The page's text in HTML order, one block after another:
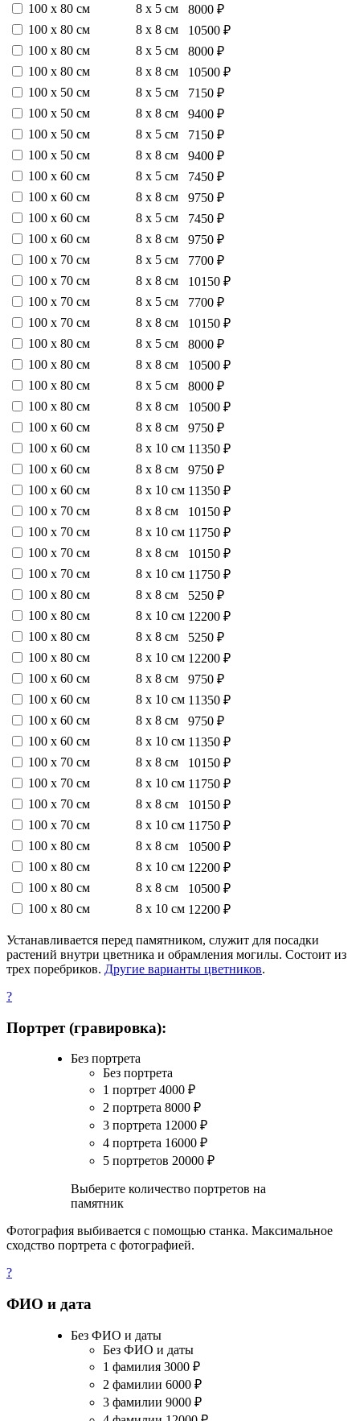
100 х 80 см
8 х 5 см
8000 ₽
100 х 80 см
8 х 8 см
10500 ₽
100 х 80 см
8 х 5 см
8000 ₽
100 х 80 см
8 х 8 см
10500 ₽
100 х 50 см
8 х 5 см
7150 ₽
100 х 50 см
8 х 8 см
9400 ₽
100 х 50 см
8 х 5 см
7150 ₽
100 х 50 см
8 х 8 см
9400 ₽
100 х 60 см
8 х 5 см
7450 ₽
100 х 60 см
8 х 8 см
9750 ₽
100 х 60 см
8 х 5 см
7450 ₽
100 х 60 см
8 х 8 см
9750 ₽
100 х 70 см
8 х 5 см
7700 ₽
100 х 70 см
8 х 8 см
10150 ₽
100 х 70 см
8 х 5 см
7700 ₽
100 х 70 см
8 х 8 см
10150 ₽
100 х 80 см
8 х 5 см
8000 ₽
100 х 80 см
8 х 8 см
10500 ₽
100 х 80 см
8 х 5 см
8000 ₽
100 х 80 см
8 х 8 см
10500 ₽
100 х 60 см
8 х 8 см
9750 ₽
100 х 60 см
8 х 10 см 11350 ₽
100 х 60 см
8 х 8 см
9750 ₽
100 х 60 см
8 х 10 см 11350 ₽
100 х 70 см
8 х 8 см
10150 ₽
100 х 70 см
8 х 10 см 11750 ₽
100 х 70 см
8 х 8 см
10150 ₽
100 х 70 см
8 х 10 см 11750 ₽
100 х 80 см
8 х 8 см
5250 ₽
100 х 80 см
8 х 10 см 12200 ₽
100 х 80 см
8 х 8 см
5250 ₽
100 х 80 см
8 х 10 см 12200 ₽
100 х 60 см
8 х 8 см
9750 ₽
100 х 60 см
8 х 10 см 11350 ₽
100 х 60 см
8 х 8 см
9750 ₽
100 х 60 см
8 х 10 см 11350 ₽
100 х 70 см
8 х 8 см
10150 ₽
100 х 70 см
8 х 10 см 11750 ₽
100 х 70 см
8 х 8 см
10150 ₽
100 х 70 см
8 х 10 см 11750 ₽
100 х 80 см
8 х 8 см
10500 ₽
100 х 80 см
8 х 10 см 12200 ₽
100 х 80 см
8 х 8 см
10500 ₽
100 х 80 см
8 х 10 см 12200 ₽
Устанавливается перед памятником, служит для посадки
растений внутри цветника и обрамления могилы. Состоит из
трех поребриков. Другие варианты цветников.
?
Портрет (гравировка):
Без портрета
Без портрета
1 портрет 4000 ₽
2 портрета 8000 ₽
3 портрета 12000 ₽
4 портрета 16000 ₽
5 портретов 20000 ₽
Выберите количество портретов на
памятник
Фотография выбивается с помощью станка. Максимальное
сходство портрета с фотографией.
?
ФИО и дата
Без ФИО и даты
Без ФИО и даты
1 фамилия 3000 ₽
2 фамилии 6000 ₽
3 фамилии 9000 ₽